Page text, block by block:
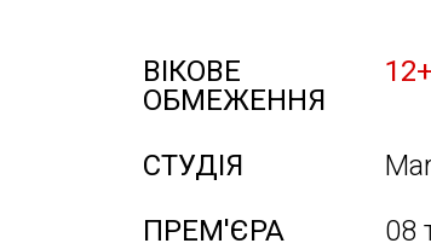
ВІКОВЕ
ОБМЕЖЕННЯ
12+
СТУДІЯ
ПРЕМ'ЄРА
08